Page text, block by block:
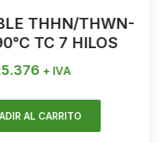
THHN/THWN-
TC 7 HILOS
+ IVA
AL CARRITO